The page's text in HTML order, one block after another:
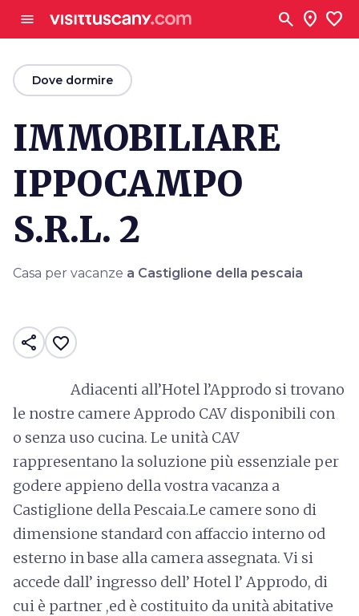
menu search location_on favorite
arrow_backDove dormire
IMMOBILIARE
IPPOCAMPO
S.R.L. 2
Casa per vacanze a Castiglione della pescaia
share favorite_border
Adiacenti all’Hotel l’Approdo si trovano
le nostre camere Approdo CAV disponibili con
o senza uso cucina. Le unità CAV
rappresentano la soluzione più essenziale per
godere appieno della vostra vacanza a
Castiglione della Pescaia.Le camere sono di
dimensione standard con affaccio interno od
esterno in base alla camera assegnata. Vi si
accede dall’ ingresso dell’ Hotel l’ Approdo, di
cui è partner ,ed è costituito da unità abitative